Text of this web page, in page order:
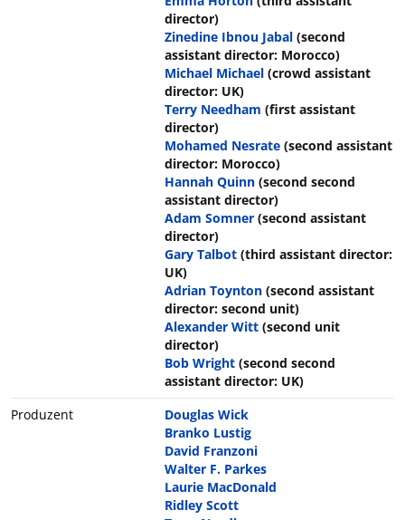
director)
Zinedine Ibnou Jabal (second
assistant director: Morocco)
Michael Michael (crowd assistant
director: UK)
Terry Needham (first assistant
director)
Mohamed Nesrate (second assistant
director: Morocco)
Hannah Quinn (second second
assistant director)
Adam Somner (second assistant
director)
Gary Talbot (third assistant director:
UK)
Adrian Toynton (second assistant
director: second unit)
Alexander Witt (second unit
director)
Bob Wright (second second
assistant director: UK)
Produzent
Douglas Wick
Branko Lustig
David Franzoni
Walter F. Parkes
Laurie MacDonald
Ridley Scott